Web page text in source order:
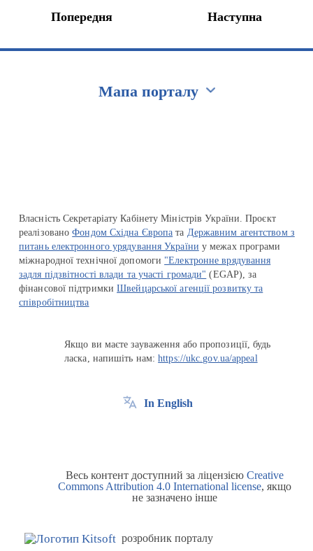
Попередня Наступна
Мапа порталу
Власність Секретаріату Кабінету Міністрів України. Проєкт
реалізованоФондом Східна Європа та Державним агентством з
питань електронного урядування України у межах програми
міжнародної технічної допомоги "Електронне врядування
задля підзвітності влади та участі громади" (EGAP), за
фінансової підтримкиШвейцарської агенції розвитку та
співробітництва
Якщо ви маєте зауваження або пропозиції, будь
ласка, напишіть нам:https://ukc.gov.ua/appeal
In English
Весь контент доступний за ліцензією Creative
Commons Attribution 4.0 International license, якщо
не зазначено інше
розробник порталу